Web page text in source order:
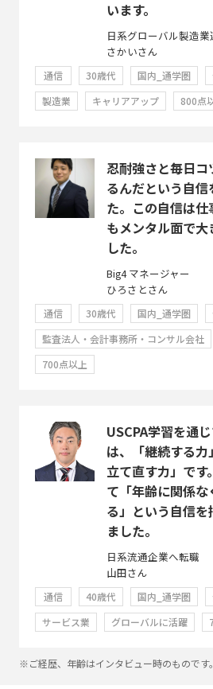
います。
日系グローバル製造業
さかいさん
通信 30歳代 国内_通学圏
製造業
キャリアアップ 800点
忍耐強さと毎日
るんだという自
た。この自信は
もメンタル面で
した。
Big4 マネージャー
ひろさとさん
通信 30歳代 国内_通学圏
監査法人・会計事務所・コンサル会社
700点以上
USCPA学習を通
は、「継続する力
立て直す力」です
て「年齢に関係
る」という自信を
ました。
日系流通企業へ転職
山田さん
通信 40歳代 国内_通学圏
サービス業
グローバルに活躍
※ご経歴、年齢はインタビュー時のものです。